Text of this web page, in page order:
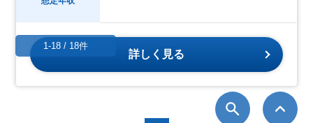
詳しく見る
1-18 / 18件